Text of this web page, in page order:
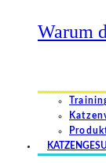
Warum